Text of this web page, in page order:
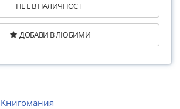
НЕ Е В НАЛИЧНОСТ
ДОБАВИ В ЛЮБИМИ
Книгомания